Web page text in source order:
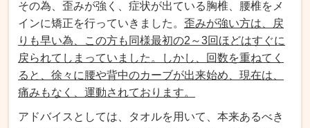
その為、歪みが強く、症状が出ている胸椎、腰椎をメ
インに矯正を行っていきました。歪みが強い方は、戻
りも早い為、この方も同様最初の2～3回ほどはすぐに
戻られてしまっていました。しかし、回数を重ねてく
ると、徐々に腰や背中のカーブが出来始め、現在は、
痛みもなく、運動されております。
アドバイスとしては、タオルを用いて、本来あるべき